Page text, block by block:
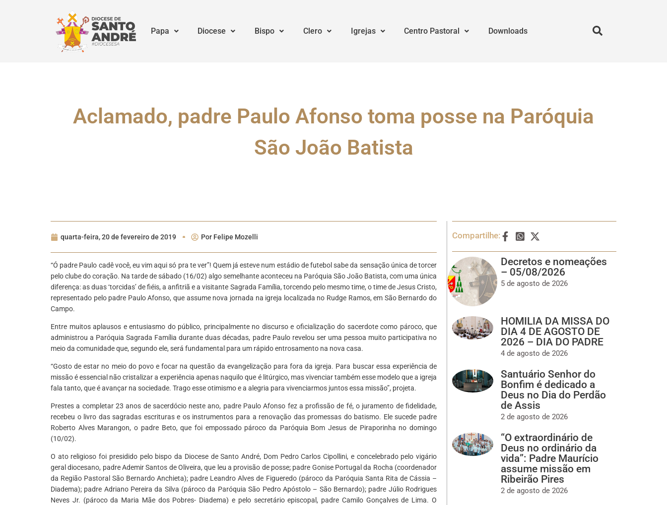
Papa Diocese Bispo Clero Igrejas Centro Pastoral Downloads
Aclamado, padre Paulo Afonso toma posse na Paróquia
São João Batista
quarta-feira, 20 de fevereiro de 2019 Por Felipe Mozelli
“Ó padre Paulo cadê você, eu vim aqui só pra te ver”! Quem já esteve num estádio de futebol sabe da sensação única de torcer
pelo clube do coração. Na tarde de sábado (16/02) algo semelhante aconteceu na Paróquia São João Batista, com uma única
diferença: as duas ‘torcidas’ de fiéis, a anfitriã e a visitante Sagrada Família, torcendo pelo mesmo time, o time de Jesus Cristo,
representado pelo padre Paulo Afonso, que assume nova jornada na igreja localizada no Rudge Ramos, em São Bernardo do
Campo.
Entre muitos aplausos e entusiasmo do público, principalmente no discurso e oficialização do sacerdote como pároco, que
administrou a Paróquia Sagrada Família durante duas décadas, padre Paulo revelou ser uma pessoa muito participativa no
meio da comunidade que, segundo ele, será fundamental para um rápido entrosamento na nova casa.
“Gosto de estar no meio do povo e focar na questão da evangelização para fora da igreja. Para buscar essa experiência de
missão é essencial não cristalizar a experiência apenas naquilo que é litúrgico, mas vivenciar também esse modelo que a igreja
fala tanto, que é avançar na sociedade. Trago esse otimismo e a alegria para vivenciarmos juntos essa missão”, projeta.
Prestes a completar 23 anos de sacerdócio neste ano, padre Paulo Afonso fez a profissão de fé, o juramento de fidelidade,
recebeu o livro das sagradas escrituras e os instrumentos para a renovação das promessas do batismo. Ele sucede padre
Roberto Alves Marangon, o padre Beto, que foi empossado pároco da Paróquia Bom Jesus de Piraporinha no domingo
(10/02).
O ato religioso foi presidido pelo bispo da Diocese de Santo André, Dom Pedro Carlos Cipollini, e concelebrado pelo vigário
geral diocesano, padre Ademir Santos de Oliveira, que leu a provisão de posse; padre Gonise Portugal da Rocha (coordenador
da Região Pastoral São Bernardo Anchieta); padre Leandro Alves de Figueredo (pároco da Paróquia Santa Rita de Cássia –
Diadema); padre Adriano Pereira da Silva (pároco da Paróquia São Pedro Apóstolo – São Bernardo); padre Júlio Rodrigues
Neves Jr. (pároco da Maria Mãe dos Pobres- Diadema) e pelo secretário episcopal, padre Camilo Gonçalves de Lima. O
Compartilhe:
Decretos e nomeações
– 05/08/2026
5 de agosto de 2026
HOMILIA DA MISSA DO
DIA 4 DE AGOSTO DE
2026 – DIA DO PADRE
4 de agosto de 2026
Santuário Senhor do
Bonfim é dedicado a
Deus no Dia do Perdão
de Assis
2 de agosto de 2026
“O extraordinário de
Deus no ordinário da
vida”: Padre Maurício
assume missão em
Ribeirão Pires
2 de agosto de 2026